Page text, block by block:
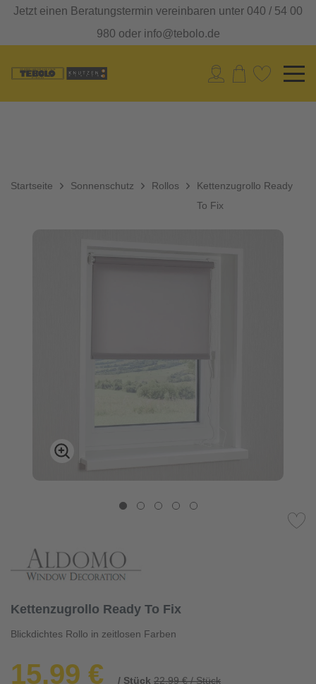
Jetzt einen Beratungstermin vereinbaren unter 040 / 54 00
980 oder info@tebolo.de
Startseite Sonnenschutz Rollos
Kettenzugrollo Ready
To Fix
Kettenzugrollo Ready To Fix
Blickdichtes Rollo in zeitlosen Farben
15,99 € / Stück 22,99 € / Stück